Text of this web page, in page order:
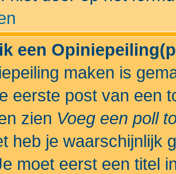
een
maken is
eerste post van een
zien Voeg een poll
heb je waarschijnlijk
moet eerst een titel